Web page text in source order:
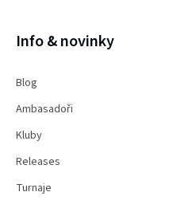
Info & novinky
Blog
Ambasadoři
Kluby
Releases
Turnaje